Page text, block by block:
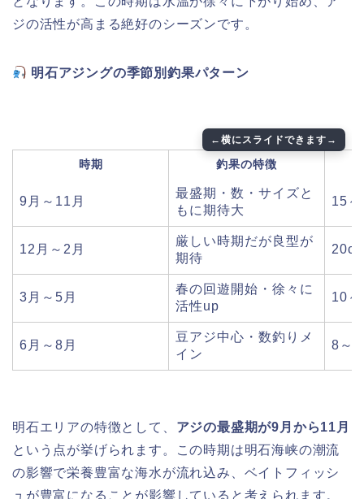
ジの活性が高まる絶好のシーズンです。
明石アジングの季節別釣果パターン
時期 釣果の特徴
9月～11月
最盛期・数・サイズと
もに期待大
15
12月～2月
厳しい時期だが良型が
期待
3月～5月
春の回遊開始・徐々に
活性up
10
6月～8月
豆アジ中心・数釣りメ
イン
8～
明石エリアの特徴として、 アジの最盛期が9月から11月
という点が挙げられます。この時期は明石海峡の潮流
の影響で栄養豊富な海水が流れ込み、ベイトフィッシ
ュが豊富になることが影響していると考えられます。